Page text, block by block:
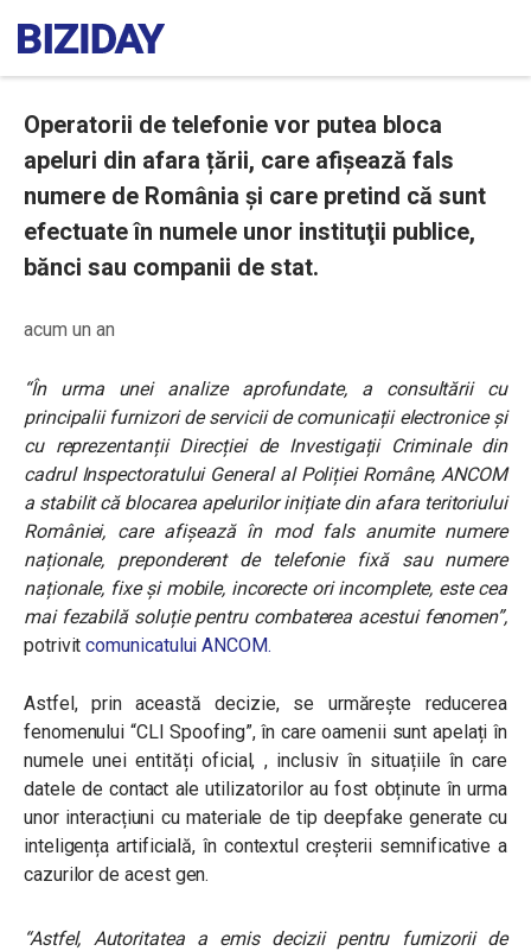
Operatorii de telefonie vor putea bloca
apeluri din afara țării, care afișează fals
numere de România și care pretind că sunt
efectuate în numele unor instituţii publice,
bănci sau companii de stat.
acum un an
“În urma unei analize aprofundate, a consultării cu
principalii furnizori de servicii de comunicații electronice și
cu reprezentanții Direcției de Investigații Criminale din
cadrul Inspectoratului General al Poliției Române, ANCOM
a stabilit că blocarea apelurilor inițiate din afara teritoriului
României, care afișează în mod fals anumite numere
naționale, preponderent de telefonie fixă sau numere
naționale, fixe și mobile, incorecte ori incomplete, este cea
mai fezabilă soluție pentru combaterea acestui fenomen”,
potrivitcomunicatului ANCOM.
Astfel, prin această decizie, se urmărește reducerea
fenomenului “CLI Spoofing”, în care oamenii sunt apelați în
numele unei entități oficial, , inclusiv în situațiile în care
datele de contact ale utilizatorilor au fost obținute în urma
unor interacțiuni cu materiale de tip deepfake generate cu
inteligența artificială, în contextul creșterii semnificative a
cazurilor de acest gen.
“Astfel, Autoritatea a emis decizii pentru furnizorii de